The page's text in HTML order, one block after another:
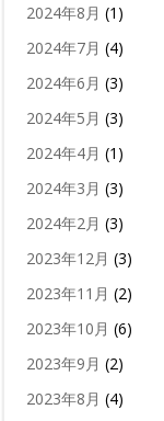
2024年8月 (1)
2024年7月 (4)
2024年6月 (3)
2024年5月 (3)
2024年4月 (1)
2024年3月 (3)
2024年2月 (3)
2023年12月 (3)
2023年11月 (2)
2023年10月 (6)
2023年9月 (2)
2023年8月 (4)